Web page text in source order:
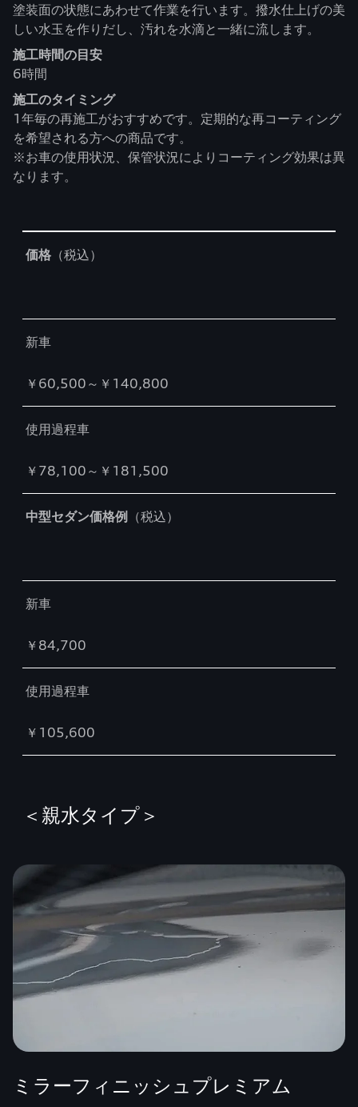
塗装面の状態にあわせて作業を行います。撥水仕上げの美
しい水玉を作りだし、汚れを水滴と一緒に流します。
施工時間の目安
6時間
施工のタイミング
1年毎の再施工がおすすめです。定期的な再コーティング
を希望される方への商品です。
※お車の使用状況、保管状況によりコーティング効果は異
なります。
価格 （税込）
新車
￥60,500～￥140,800
使用過程車
￥78,100～￥181,500
中型セダン価格例 （税込）
新車
￥84,700
使用過程車
￥105,600
＜親水タイプ＞
ミラーフィニッシュプレミアム